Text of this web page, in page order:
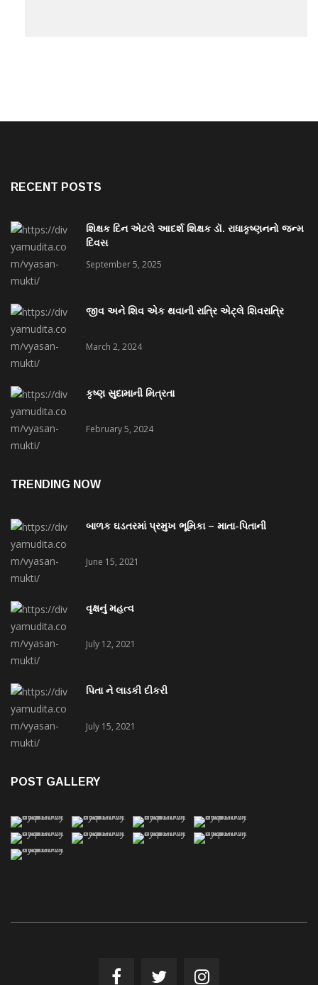
RECENT POSTS
શિક્ષક દિન એટલે આદર્શ શિક્ષક ડૉ. રાધાકૃષ્ણનનો જન્મ
દિવસ
September 5, 2025
જીવ અને શિવ એક થવાની રાત્રિ એટ્લે શિવરાત્રિ
March 2, 2024
કૃષ્ણ સુદામાની મિત્રતા
February 5, 2024
TRENDING NOW
બાળક ઘડતરમાં પ્રમુખ ભૂમિકા – માતા-પિતાની
June 15, 2021
વૃક્ષનું મહત્વ
July 12, 2021
પિતા ને લાડકી દીકરી
July 15, 2021
POST GALLERY